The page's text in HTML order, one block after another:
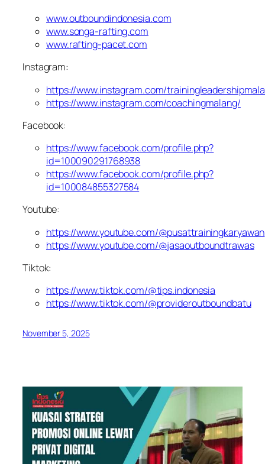
www.outboundindonesia.com
www.songa-rafting.com
www.rafting-pacet.com
Instagram:
https://www.instagram.com/
https://www.instagram.com/coachingmalang/
Facebook:
https://www.facebook.com/profile.php?
id=100090291768938
https://www.facebook.com/profile.php?
id=100084855327584
Youtube:
https://www.youtube.com/@pusattrainingkaryawan
https://www.youtube.com/@jasaoutboundtrawas
Tiktok:
https://www.tiktok.com/@tips.indonesia
https://www.tiktok.com/@provideroutboundbatu
November 5, 2025